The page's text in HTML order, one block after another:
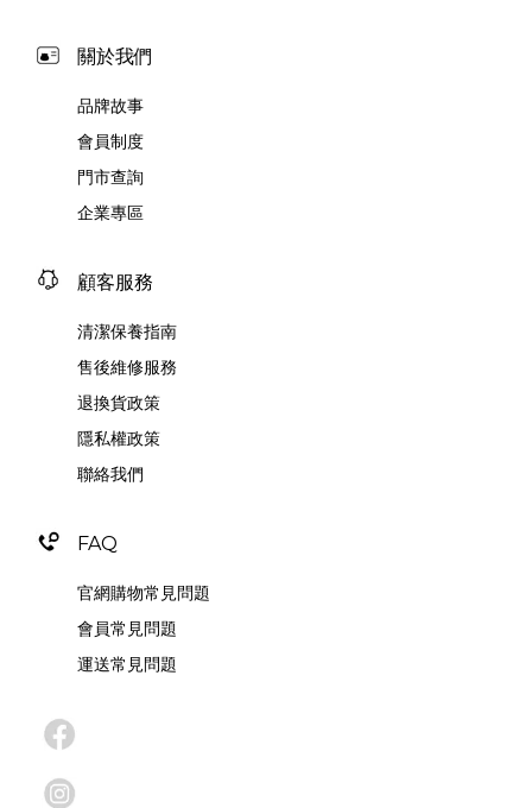
關於我們
品牌故事
會員制度
門市查詢
企業專區
顧客服務
清潔保養指南
售後維修服務
退換貨政策
隱私權政策
聯絡我們
FAQ
官網購物常見問題
會員常見問題
運送常見問題